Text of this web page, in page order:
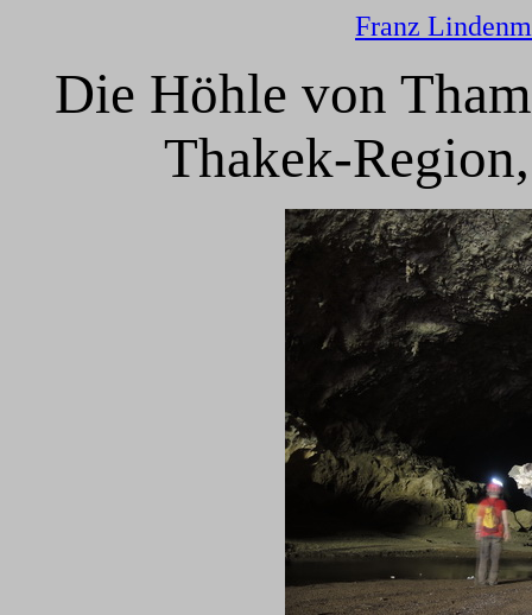
Franz
Die Höhle von
Thakek-